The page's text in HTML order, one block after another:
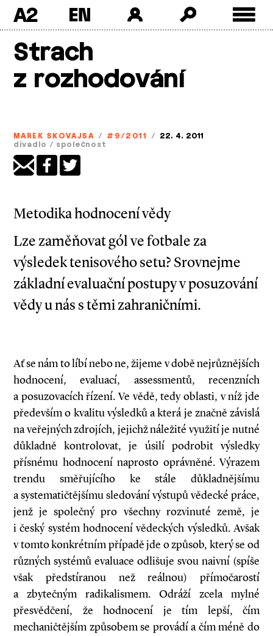
A2
Strach
z rozhodování
MAREK SKOVAJSA / #9/2011 / 22. 4. 2011
divadlo / společnost
Metodika hodnocení vědy
Lze zaměňovat gól ve fotbale za
výsledek tenisového setu? Srovnejme
základní evaluační postupy v posuzování
vědy u nás s těmi zahraničními.
Ať se nám to líbí nebo ne, žijeme v době nejrůznějších
hodnocení, evaluací, assessmentů, recenzních
a posuzovacích řízení. Ve vědě, tedy oblasti, v níž jde
především o kvalitu výsledků a která je značně závislá
na veřejných zdrojích, jejichž náležité využití je nutné
důkladně kontrolovat, je úsilí podrobit výsledky
přísnému hodnocení naprosto oprávněné. Výrazem
trendu směřujícího ke stále důkladnějšímu
a systematičtějšímu sledování výstupů vědecké práce,
jenž je společný pro všechny rozvinuté země, je
i český systém hodnocení vědeckých výsledků. Avšak
v tomto konkrétním případě jde o způsob, který se od
různých systémů evaluace odlišuje svou naivní (spíše
však předstíranou než reálnou) přímočarostí
a zbytečným radikalismem. Odráží zcela mylné
přesvědčení, že hodnocení je tím lepší, čím
mechaničtějším způsobem se provádí a čím méně do